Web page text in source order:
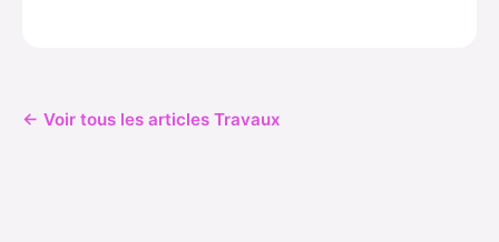
← Voir tous les articles Travaux